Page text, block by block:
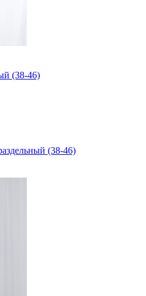
(38-46)
(38-46)